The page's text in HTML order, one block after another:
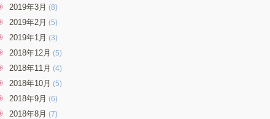
2019年3月 (8)
2019年2月 (5)
2019年1月 (3)
2018年12月 (5)
2018年11月 (4)
2018年10月 (5)
2018年9月 (6)
2018年8月 (7)